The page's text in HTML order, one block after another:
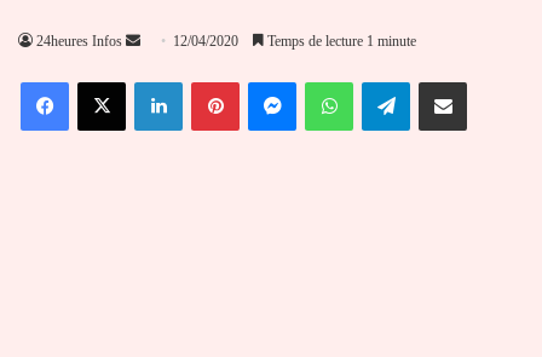
24heures Infos
Envoyer
courriel
12/04/2020 Temps de lecture 1 minute
FacebookX LinkedinPinterestMessengerWhatsAppTelegramPartager par email